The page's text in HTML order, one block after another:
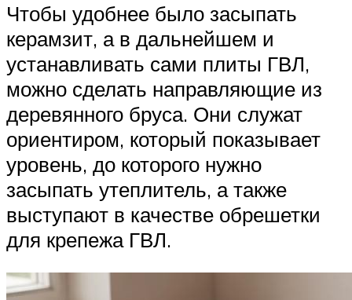
Чтобы удобнее было засыпать
керамзит, а в дальнейшем и
устанавливать сами плиты ГВЛ,
можно сделать направляющие из
деревянного бруса. Они служат
ориентиром, который показывает
уровень, до которого нужно
засыпать утеплитель, а также
выступают в качестве обрешетки
для крепежа ГВЛ.